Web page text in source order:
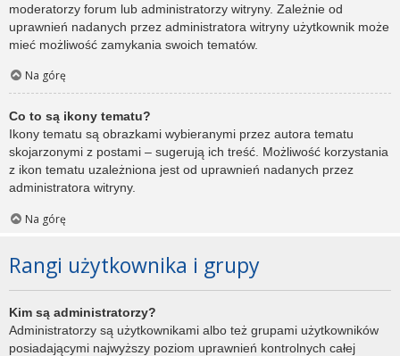
moderatorzy forum lub administratorzy witryny. Zależnie od
uprawnień nadanych przez administratora witryny użytkownik może
mieć możliwość zamykania swoich tematów.
Na górę
Co to są ikony tematu?
Ikony tematu są obrazkami wybieranymi przez autora tematu
skojarzonymi z postami – sugerują ich treść. Możliwość korzystania
z ikon tematu uzależniona jest od uprawnień nadanych przez
administratora witryny.
Na górę
Rangi użytkownika i grupy
Kim są administratorzy?
Administratorzy są użytkownikami albo też grupami użytkowników
posiadającymi najwyższy poziom uprawnień kontrolnych całej